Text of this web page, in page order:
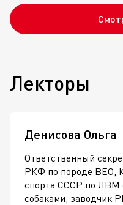
Лекторы
Денисова Ольга
Ответственный
РКФ по породе ВЕО,
спорта СССР по ЛВМ
собаками, заводчик